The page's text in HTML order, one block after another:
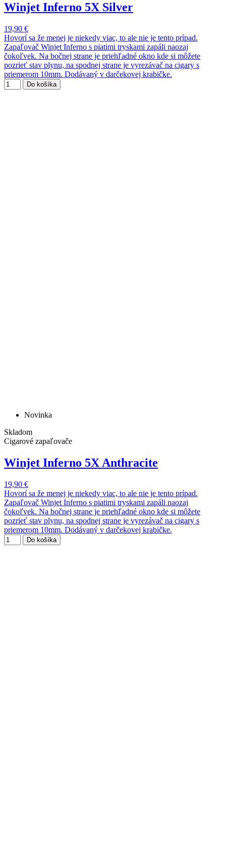
Winjet Inferno 5X Silver
19,90 €
Hovorí sa že menej je niekedy viac, to ale nie je tento prípad.
Zapaľovač Winjet Inferno s piatimi tryskami zapáli naozaj
čokoľvek. Na bočnej strane je priehľadné okno kde si môžete
pozrieť stav plynu, na spodnej strane je vyrezávač na cigary s
priemerom 10mm. Dodávaný v darčekovej krabičke.
Do košíka
Novinka
Skladom
Cigarové zapaľovače
Winjet Inferno 5X Anthracite
19,90 €
Hovorí sa že menej je niekedy viac, to ale nie je tento prípad.
Zapaľovač Winjet Inferno s piatimi tryskami zapáli naozaj
čokoľvek. Na bočnej strane je priehľadné okno kde si môžete
pozrieť stav plynu, na spodnej strane je vyrezávač na cigary s
priemerom 10mm. Dodávaný v darčekovej krabičke.
Do košíka